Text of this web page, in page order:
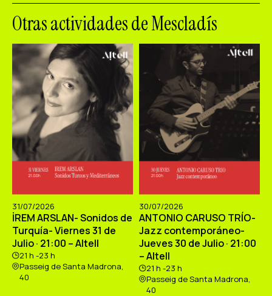
Otras actividades de Mescladís
31/07/2026
İREM ARSLAN- Sonidos de
Turquía- Viernes 31 de
Julio · 21:00 – Altell
21 h -23 h
Passeig de Santa Madrona,
40
30/07/2026
ANTONIO CARUSO TRÍO-
Jazz contemporáneo-
Jueves 30 de Julio · 21:00
– Altell
21 h -23 h
Passeig de Santa Madrona,
40